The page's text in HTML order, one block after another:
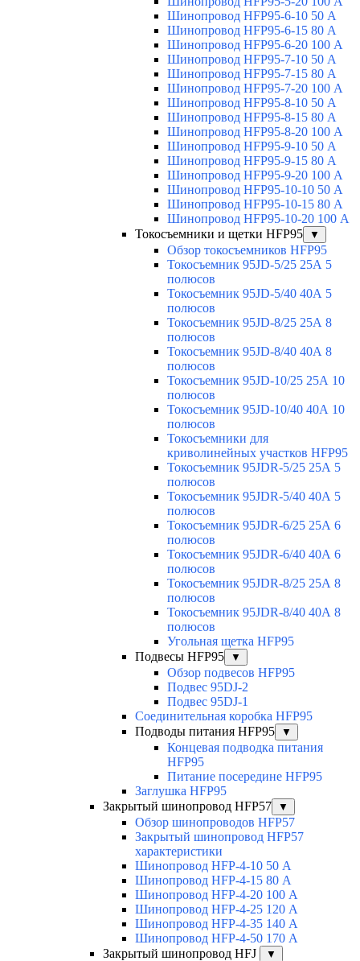
Шинопровод HFP95-6-10 50 А
Шинопровод HFP95-6-15 80 А
Шинопровод HFP95-6-20 100 А
Шинопровод HFP95-7-10 50 А
Шинопровод HFP95-7-15 80 А
Шинопровод HFP95-7-20 100 А
Шинопровод HFP95-8-10 50 А
Шинопровод HFP95-8-15 80 А
Шинопровод HFP95-8-20 100 А
Шинопровод HFP95-9-10 50 А
Шинопровод HFP95-9-15 80 А
Шинопровод HFP95-9-20 100 А
Шинопровод HFP95-10-10 50 А
Шинопровод HFP95-10-15 80 А
Шинопровод HFP95-10-20 100 А
Токосъемники и щетки HFP95
▼
Обзор токосъемников HFP95
Токосъемник 95JD-5/25 25А 5
полюсов
Токосъемник 95JD-5/40 40А 5
полюсов
Токосъемник 95JD-8/25 25А 8
полюсов
Токосъемник 95JD-8/40 40А 8
полюсов
Токосъемник 95JD-10/25 25А 10
полюсов
Токосъемник 95JD-10/40 40А 10
полюсов
Токосъемники для
криволинейных участков HFP95
Токосъемник 95JDR-5/25 25А 5
полюсов
Токосъемник 95JDR-5/40 40А 5
полюсов
Токосъемник 95JDR-6/25 25А 6
полюсов
Токосъемник 95JDR-6/40 40А 6
полюсов
Токосъемник 95JDR-8/25 25А 8
полюсов
Токосъемник 95JDR-8/40 40А 8
полюсов
Угольная щетка HFP95
Подвесы HFP95
▼
Обзор подвесов HFP95
Подвес 95DJ-2
Подвес 95DJ-1
Соединительная коробка HFP95
Подводы питания HFP95
▼
Концевая подводка питания
HFP95
Питание посередине HFP95
Заглушка HFP95
Закрытый шинопровод HFP57
▼
Обзор шинопроводов HFP57
Закрытый шинопровод HFP57
характеристики
Шинопровод HFP-4-10 50 А
Шинопровод HFP-4-15 80 А
Шинопровод HFP-4-20 100 А
Шинопровод HFP-4-25 120 А
Шинопровод HFP-4-35 140 А
Шинопровод HFP-4-50 170 А
Закрытый шинопровод HFJ
▼